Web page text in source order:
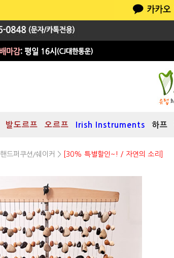
발도르프 오르프 Irish Instruments 하프
핸드퍼쿠션/쉐이커 > [30% 특별할인~! / 자연의 소리]